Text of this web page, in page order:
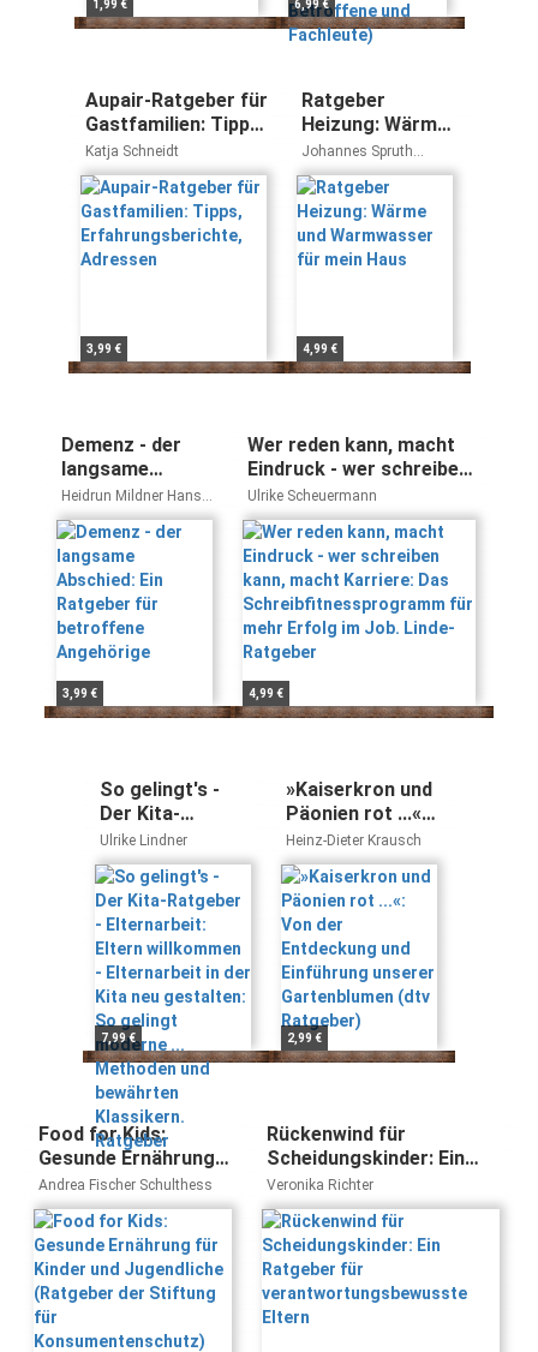
1,99 € 6,99 €
Aupair-Ratgeber für
Gastfamilien: Tipps,
Erfahrungsberichte,
Adressen
Katja Schneidt
3,99 €
Ratgeber
Heizung: Wärme
und
Warmwasser für
mein Haus
Johannes Spruth
Verbraucherzentrale
NRW
4,99 €
Demenz - der
langsame
Abschied: Ein
Ratgeber für
betroffene
Angehörige
Heidrun Mildner Hans-
Arved Willberg
3,99 €
Wer reden kann, macht
Eindruck - wer schreiben
kann, macht Karriere:
Das
Schreibfitnessprogramm
für mehr Erfolg im Job.
Linde-Ratgeber
Ulrike Scheuermann
4,99 €
So gelingt's -
Der Kita-
Ratgeber -
Elternarbeit:
Eltern
willkommen -
Elternarbeit in
der Kita neu
gestalten: So
gelingt moderne
... Methoden und
bewährten
Klassikern.
Ratgeber
Ulrike Lindner
7,99 €
»Kaiserkron und
Päonien rot ...«:
Von der
Entdeckung und
Einführung
unserer
Gartenblumen
(dtv Ratgeber)
Heinz-Dieter Krausch
2,99 €
Food for Kids:
Gesunde Ernährung
für Kinder und
Jugendliche
(Ratgeber der
Stiftung für
Konsumentenschutz)
Andrea Fischer Schulthess
Rückenwind für
Scheidungskinder: Ein
Ratgeber für
verantwortungsbewusste
Eltern
Veronika Richter